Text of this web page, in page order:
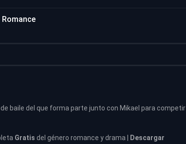
Romance
baile del que forma parte junto con Mikael para competir
Gratis del género romance y drama |
Descargar